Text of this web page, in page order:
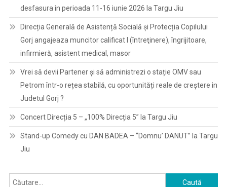
desfasura in perioada 11-16 iunie 2026 la Targu Jiu
Direcția Generală de Asistență Socială și Protecția Copilului
Gorj angajeaza muncitor calificat I (întreţinere), îngrijitoare,
infirmieră, asistent medical, masor
Vrei să devii Partener și să administrezi o stație OMV sau
Petrom într-o rețea stabilă, cu oportunități reale de creștere in
Judetul Gorj ?
Concert Direcția 5 – „100% Direcția 5” la Targu Jiu
Stand-up Comedy cu DAN BADEA – “Domnu’ DANUT” la Targu
Jiu
Caută